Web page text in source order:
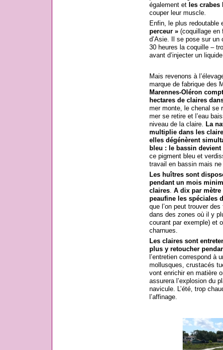
également et les crabes
couper leur muscle.
Enfin, le plus redoutable
perceur »(coquillage en
d’Asie. Il se pose sur un
30 heures la coquille –
avant d’injecter un
Mais revenons à
marque de fabrique des
Marennes-Oléron
hectares de claires
mer monte, le chenal se
mer se retire et l’eau
niveau de la claire. La
multiplie dans les
elles dégénèrent
bleu : le bassin
ce pigment bleu et
travail en bassin mais
Les huîtres sont
pendant un mois
claires. A dix par mètre
peaufine les spéciales
que l’on peut trouver
dans des zones où il y
courant par exemple) et
charnues.
Les claires sont
plus y retoucher
l’entretien correspond à
mollusques, crustacés
vont enrichir en matière
assurera l’explosion du
navicule. L’été, trop
l’affinage.